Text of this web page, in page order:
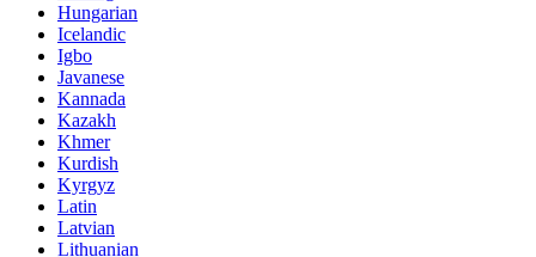
Hungarian
Icelandic
Igbo
Javanese
Kannada
Kazakh
Khmer
Kurdish
Kyrgyz
Latin
Latvian
Lithuanian